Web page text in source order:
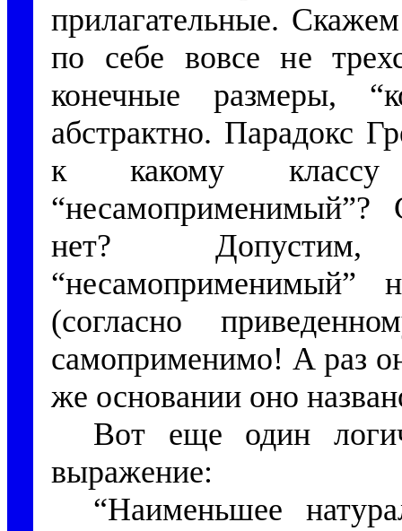
прилагательные.
по себе вовсе не
конечные размеры,
абстрактно. Парадокс
к какому классу
нет? Допустим,
“несамоприменимый”
(согласно
самоприменимо! А раз
же основании оно
Вот еще один
выражение:
“Наименьшее